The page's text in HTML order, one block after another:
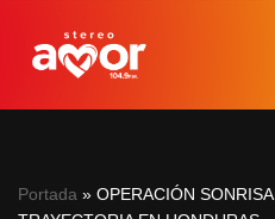
Saltar
Portada » OPERACIÓN